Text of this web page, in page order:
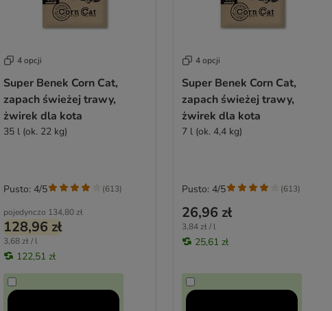
4 opcji
Super Benek Corn Cat,
zapach świeżej trawy,
żwirek dla kota
35 l (ok. 22 kg)
pojedynczo 134,80 zł
128,96 zł
3,68 zł / l
122,51 zł
Pusto: 4/5 (613)
4 opcji
Super Benek Corn Cat,
zapach świeżej trawy,
żwirek dla kota
7 l (ok. 4,4 kg)
26,96 zł
3,84 zł / l
25,61 zł
Pusto: 4/5 (613)